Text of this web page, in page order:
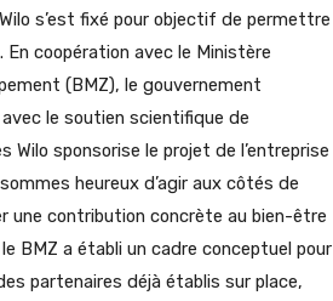
s’est fixé pour objectif de permettre
En coopération avec le Ministère
(BMZ), le gouvernement
le soutien scientifique de
sponsorise le projet de l’entreprise
heureux d’agir aux côtés de
une contribution concrète au bien-être
BMZ a établi un cadre conceptuel pour
partenaires déjà établis sur place,